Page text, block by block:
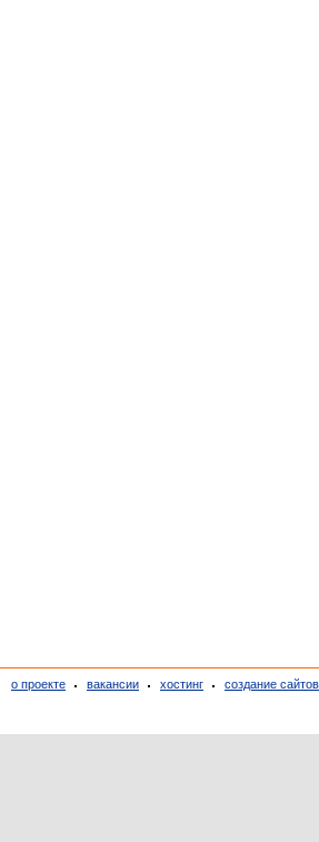
о проекте вакансии хостинг создание сайтов